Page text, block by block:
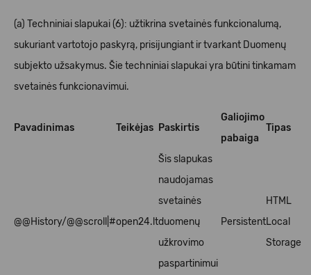
(a) Techniniai slapukai (6): užtikrina svetainės funkcionalumą,
sukuriant vartotojo paskyrą, prisijungiant ir tvarkant Duomenų
subjekto užsakymus. Šie techniniai slapukai yra būtini tinkamam
svetainės funkcionavimui.
Pavadinimas Teikėjas Paskirtis
Galiojimo
pabaiga
Tipas
@@History/@@scroll|#open24.lt
Šis slapukas
naudojamas
svetainės
duomenų
užkrovimo
paspartinimui
Persistent
HTML
Local
Storage